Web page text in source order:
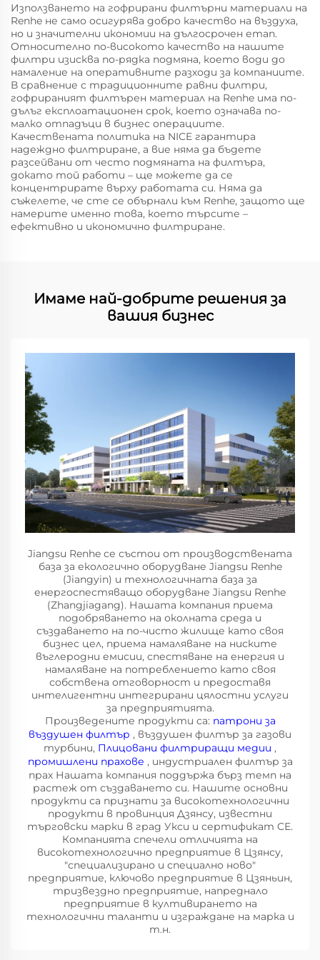
Използването на гофрирани филтърни материали на
Renhe не само осигурява добро качество на въздуха,
но и значителни икономии на дългосрочен етап.
Относително по-високото качество на нашите
филтри изисква по-рядка подмяна, което води до
намаление на оперативните разходи за компаниите.
В сравнение с традиционните равни филтри,
гофрираният филтърен материал на Renhe има по-
дълъг експлоатационен срок, което означава по-
малко отпадъци в бизнес операциите.
Качествената политика на NICE гарантира
надеждно филтриране, а вие няма да бъдете
разсейвани от често подмяната на филтъра,
докато той работи – ще можете да се
концентрирате върху работата си. Няма да
съжелете, че сте се обърнали към Renhe, защото ще
намерите именно това, което търсите –
ефективно и икономично филтриране.
Имаме най-добрите решения за
вашия бизнес
Jiangsu Renhe се състои от производствената
база за екологично оборудване Jiangsu Renhe
(Jiangyin) и технологичната база за
енергоспестяващо оборудване Jiangsu Renhe
(Zhangjiagang). Нашата компания приема
подобряването на околната среда и
създаването на по-чисто жилище като своя
бизнес цел, приема намаляване на ниските
въглеродни емисии, спестяване на енергия и
намаляване на потреблението като своя
собствена отговорност и предоставя
интелигентни интегрирани цялостни услуги
за предприятията.
Произведените продукти са: патрони за
въздушен филтър , въздушен филтър за газови
турбини, Плицовани филтриращи медии ,
промишлени прахове , индустриален филтър за
прах Нашата компания поддържа бърз темп на
растеж от създаването си. Нашите основни
продукти са признати за високотехнологични
продукти в провинция Дзянсу, известни
търговски марки в град Укси и сертификат CE.
Компанията спечели отличията на
високотехнологично предприятие в Цзянсу,
"специализирано и специално ново"
предприятие, ключово предприятие в Цзяньин,
тризвездно предприятие, напреднало
предприятие в култивирането на
технологични таланти и изграждане на марка и
т.н.